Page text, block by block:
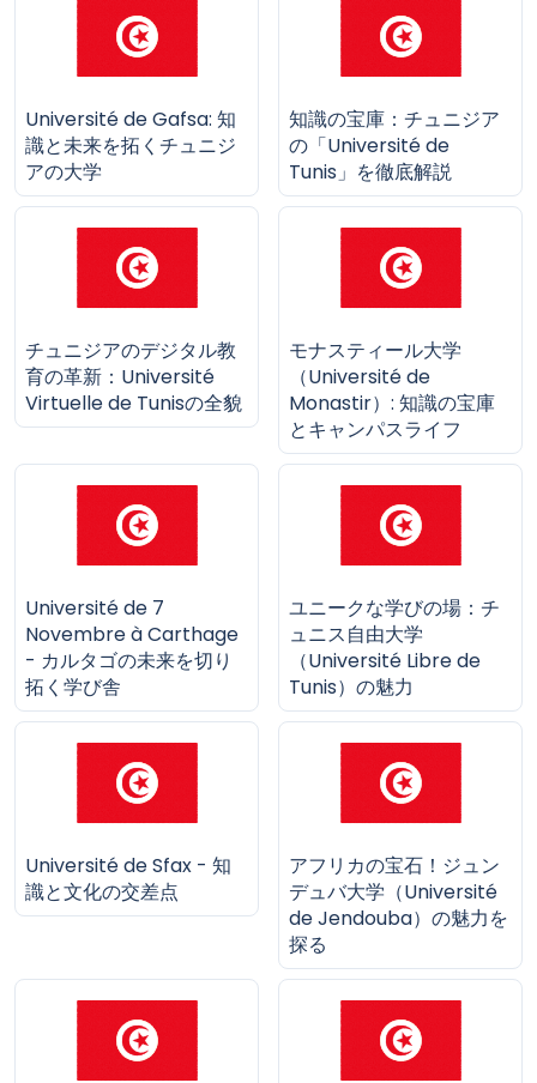
Université de Gafsa: 知
識と未来を拓くチュニジ
アの大学
知識の宝庫：チュニジア
の「Université de
Tunis」を徹底解説
チュニジアのデジタル教
育の革新：Université
Virtuelle de Tunisの全貌
モナスティール大学
（Université de
Monastir）: 知識の宝庫
とキャンパスライフ
Université de 7
Novembre à Carthage
- カルタゴの未来を切り
拓く学び舎
ユニークな学びの場：チ
ュニス自由大学
（Université Libre de
Tunis）の魅力
Université de Sfax - 知
識と文化の交差点
アフリカの宝石！ジュン
デュバ大学（Université
de Jendouba）の魅力を
探る